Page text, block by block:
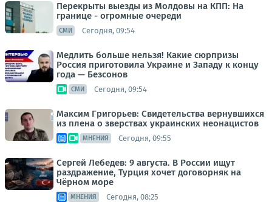
Перекрыты выезды из Молдовы на КПП: На
границе - огромные очереди
СМИ Сегодня, 09:54
Медлить больше нельзя! Какие сюрпризы
Россия приготовила Украине и Западу к концу
года — Безсонов
СМИ Сегодня, 09:54
Максим Григорьев: Свидетельства вернувшихся
из плена о зверствах украинских неонацистов
МНЕНИЯ Сегодня, 09:55
Сергей Лебедев: 9 августа. В России ищут
раздражение, Турция хочет договорняк на
Чёрном море
МНЕНИЯ Сегодня, 08:25